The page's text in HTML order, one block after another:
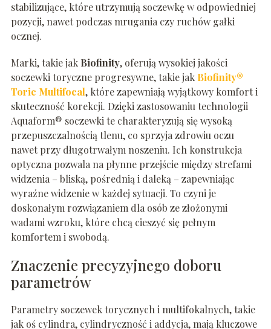
stabilizujące, które utrzymują soczewkę w odpowiedniej
pozycji, nawet podczas mrugania czy ruchów gałki
ocznej.
Marki, takie jak Biofinity, oferują wysokiej jakości
soczewki toryczne progresywne, takie jak Biofinity®
Toric Multifocal, które zapewniają wyjątkowy komfort i
skuteczność korekcji. Dzięki zastosowaniu technologii
Aquaform® soczewki te charakteryzują się wysoką
przepuszczalnością tlenu, co sprzyja zdrowiu oczu
nawet przy długotrwałym noszeniu. Ich konstrukcja
optyczna pozwala na płynne przejście między strefami
widzenia – bliską, pośrednią i daleką – zapewniając
wyraźne widzenie w każdej sytuacji. To czyni je
doskonałym rozwiązaniem dla osób ze złożonymi
wadami wzroku, które chcą cieszyć się pełnym
komfortem i swobodą.
Znaczenie precyzyjnego doboru
parametrów
Parametry soczewek torycznych i multifokalnych, takie
jak oś cylindra, cylindryczność i addycja, mają kluczowe